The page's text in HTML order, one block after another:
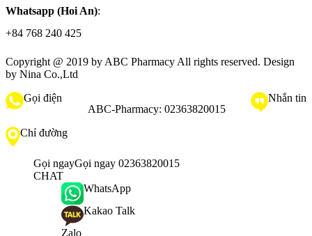
Whatsapp (Hoi An):
+84 768 240 425
Copyright @ 2019 by ABC Pharmacy All rights reserved. Design
by Nina Co.,Ltd
Gọi điện
ABC-Pharmacy: 02363820015
Nhắn tin
Chỉ đường
Gọi ngayGọi ngay 02363820015
CHAT
WhatsApp
Kakao Talk
Zalo